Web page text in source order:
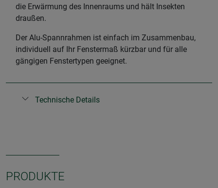
die Erwärmung des Innenraums und hält Insekten
draußen.
Der Alu-Spannrahmen ist einfach im Zusammenbau,
individuell auf Ihr Fenstermaß kürzbar und für alle
gängigen Fenstertypen geeignet.
Technische Details
PRODUKTE